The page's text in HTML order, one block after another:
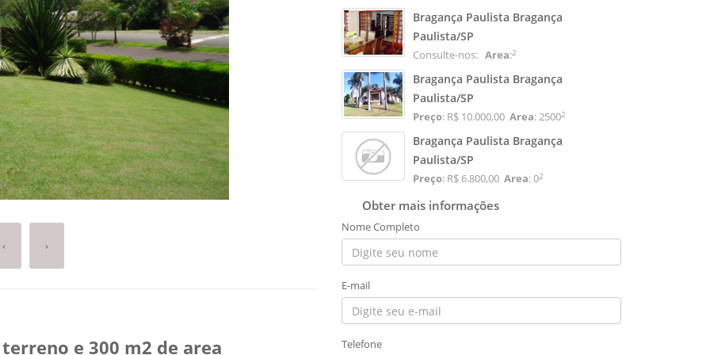
‹ ›
e 300 m2 de area
Bragança Paulista Bragança
Paulista/SP
Consulte-nos: Area:2
Bragança Paulista Bragança
Paulista/SP
Preço: R$ 10.000,00 Area: 25002
Bragança Paulista Bragança
Paulista/SP
Preço: R$ 6.800,00 Area: 02
Obter mais informações
Nome Completo
E-mail
Telefone